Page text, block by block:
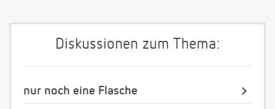
Diskussionen zum Thema:
nur noch eine Flasche